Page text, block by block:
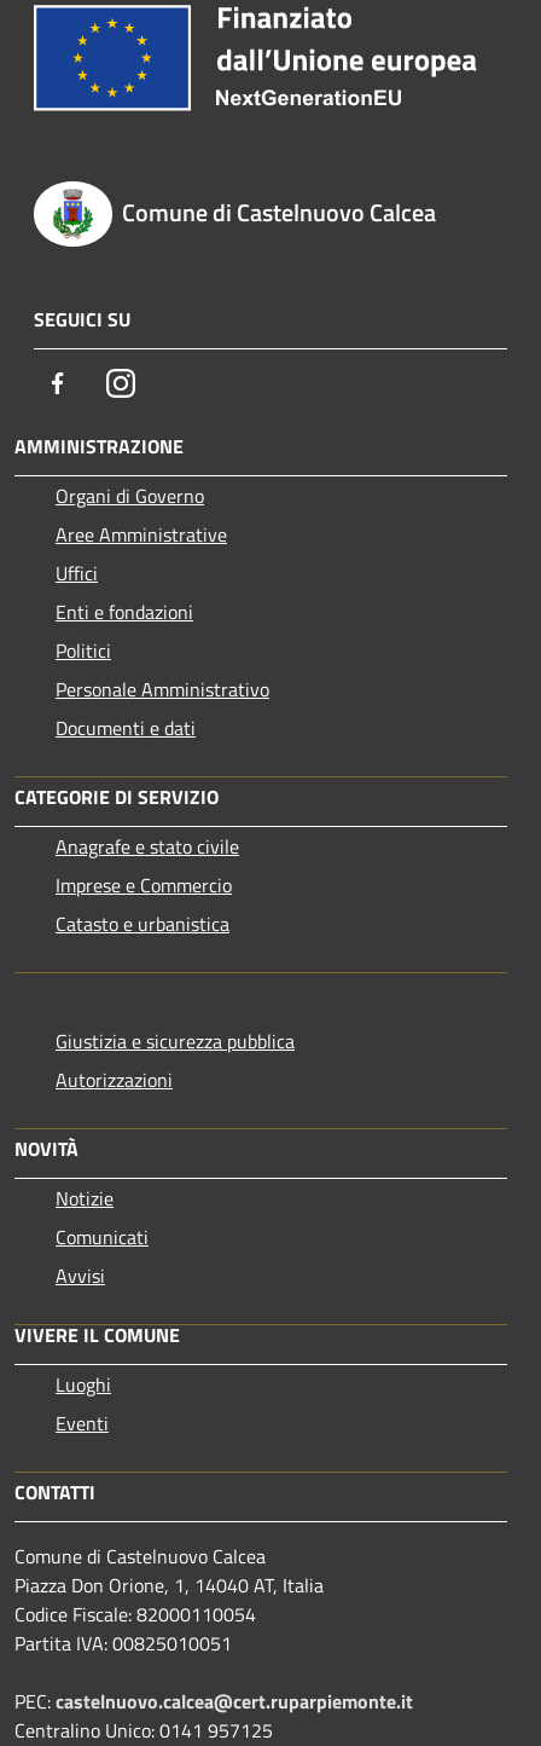
Comune di Castelnuovo Calcea
SEGUICI SU
FacebookInstagram
AMMINISTRAZIONE
Organi di Governo
Aree Amministrative
Uffici
Enti e fondazioni
Politici
Personale Amministrativo
Documenti e dati
CATEGORIE DI SERVIZIO
Anagrafe e stato civile
Imprese e Commercio
Catasto e urbanistica
Giustizia e sicurezza pubblica
Autorizzazioni
NOVITÀ
Notizie
Comunicati
Avvisi
VIVERE IL COMUNE
Luoghi
Eventi
CONTATTI
Comune di Castelnuovo Calcea
Piazza Don Orione, 1, 14040 AT, Italia
Codice Fiscale: 82000110054
Partita IVA: 00825010051
PEC:castelnuovo.calcea@cert.ruparpiemonte.it
Centralino Unico: 0141 957125